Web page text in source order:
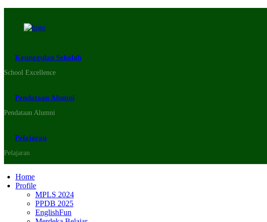
Keunggulan Sekolah
School Excellence
Pendataan Alumni
Pendataan Alumni
Pelajaran
Pelajaran
Home
Profile
MPLS 2024
PPDB 2025
EnglishFun